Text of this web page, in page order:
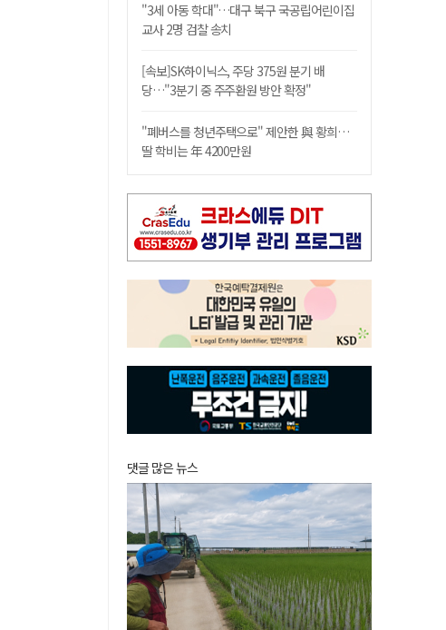
"3세 아동 학대"…대구 북구 국공립어린이집
교사 2명 검찰 송치
[속보]SK하이닉스, 주당 375원 분기 배
당…"3분기 중 주주환원 방안 확정"
"폐버스를 청년주택으로" 제안한 與 황희…
딸 학비는 年 4200만원
댓글 많은 뉴스